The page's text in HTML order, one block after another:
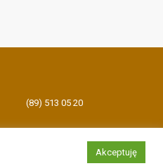
(89) 513 05 20
Akceptuję